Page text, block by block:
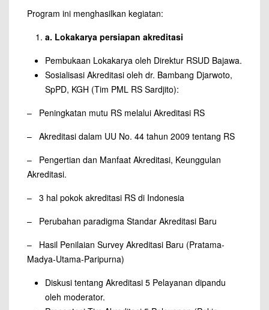
Program ini menghasilkan kegiatan:
a. Lokakarya persiapan akreditasi
Pembukaan Lokakarya oleh Direktur RSUD Bajawa.
Sosialisasi Akreditasi oleh dr. Bambang Djarwoto,
SpPD, KGH (Tim PML RS Sardjito):
– Peningkatan mutu RS melalui Akreditasi RS
– Akreditasi dalam UU No. 44 tahun 2009 tentang RS
– Pengertian dan Manfaat Akreditasi, Keunggulan
Akreditasi.
– 3 hal pokok akreditasi RS di Indonesia
– Perubahan paradigma Standar Akreditasi Baru
– Hasil Penilaian Survey Akreditasi Baru (Pratama-
Madya-Utama-Paripurna)
Diskusi tentang Akreditasi 5 Pelayanan dipandu
oleh moderator.